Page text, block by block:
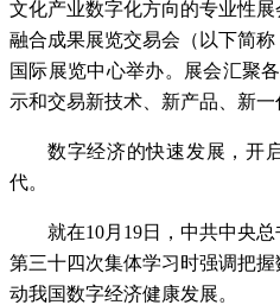
文化产业数字化方向的专业性
融合成果展览交易会（以下简称
国际展览中心举办。展会汇聚
示和交易新技术、新产品、新一
数字经济的快速发展，开
代。
就在10月19日，中共中央
第三十四次集体学习时强调把
动我国数字经济健康发展。